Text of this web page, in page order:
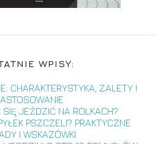
WPISY:
CHARAKTERYSTYKA, ZALETY I
JEŹDZIĆ NA ROLKACH?
PSZCZELI? PRAKTYCZNE
I WSKAZÓWKI